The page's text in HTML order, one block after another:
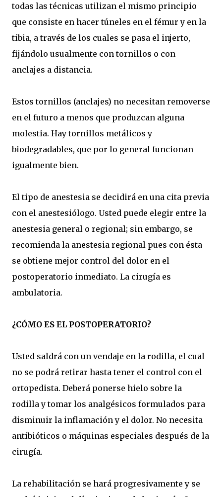
todas las técnicas utilizan el mismo principio
que consiste en hacer túneles en el fémur y en la
tibia, a través de los cuales se pasa el injerto,
fijándolo usualmente con tornillos o con
anclajes a distancia.
Estos tornillos (anclajes) no necesitan removerse
en el futuro a menos que produzcan alguna
molestia. Hay tornillos metálicos y
biodegradables, que por lo general funcionan
igualmente bien.
El tipo de anestesia se decidirá en una cita previa
con el anestesiólogo. Usted puede elegir entre la
anestesia general o regional; sin embargo, se
recomienda la anestesia regional pues con ésta
se obtiene mejor control del dolor en el
postoperatorio inmediato. La cirugía es
ambulatoria.
¿CÓMO ES EL POSTOPERATORIO?
Usted saldrá con un vendaje en la rodilla, el cual
no se podrá retirar hasta tener el control con el
ortopedista. Deberá ponerse hielo sobre la
rodilla y tomar los analgésicos formulados para
disminuir la inflamación y el dolor. No necesita
antibióticos o máquinas especiales después de la
cirugía.
La rehabilitación se hará progresivamente y se